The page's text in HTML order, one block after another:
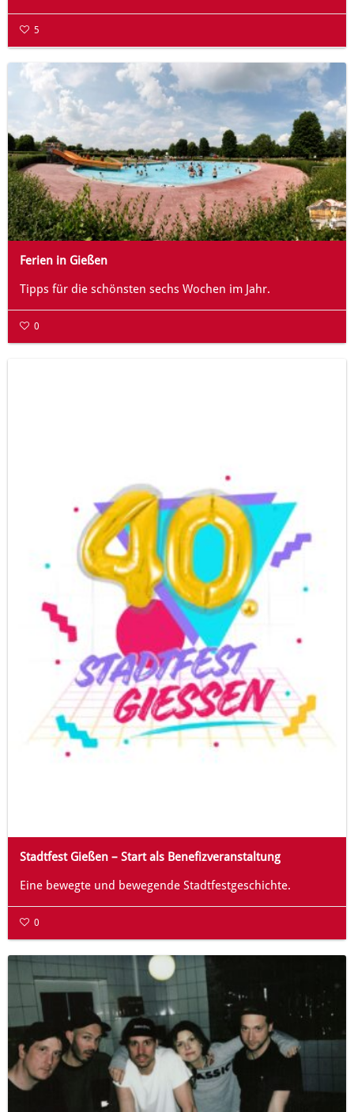
5
Ferien in Gießen
Tipps für die schönsten sechs Wochen im Jahr.
0
Stadtfest Gießen – Start als Benefizveranstaltung
Eine bewegte und bewegende Stadtfestgeschichte.
0